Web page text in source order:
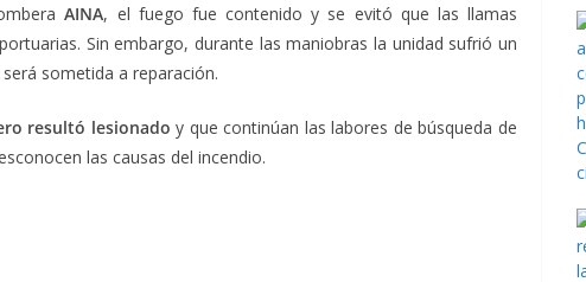
AINA, el fuego fue contenido y se evitó que las llamas
Sin embargo, durante las maniobras la unidad sufrió un
sometida a reparación.
resultó lesionado y que continúan las labores de búsqueda de
las causas del incendio.